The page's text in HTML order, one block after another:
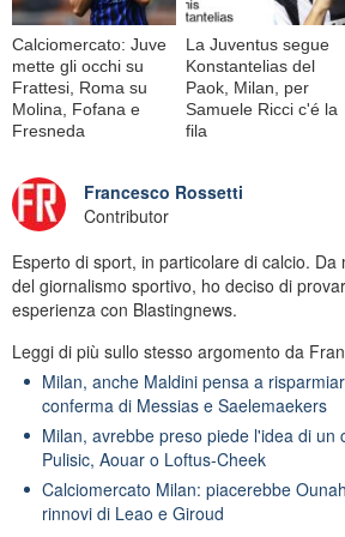
Calciomercato: Juve
mette gli occhi su
Frattesi, Roma su
Molina, Fofana e
Fresneda
La Juventus segue
Konstantelias del
Paok, Milan, per
Samuele Ricci c'é la
fila
Francesco Rossetti
Contributor
Esperto di sport, in particolare di calcio. Da
del giornalismo sportivo, ho deciso di
esperienza con Blastingnews.
Leggi di più sullo stesso argomento da
Milan, anche Maldini pensa a
conferma di Messias e Saelemaekers
Milan, avrebbe preso piede l'idea di un
Pulisic, Aouar o Loftus-Cheek
Calciomercato Milan: piacerebbe
rinnovi di Leao e Giroud